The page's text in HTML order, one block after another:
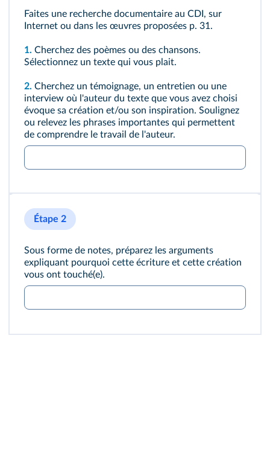
Faites une recherche documentaire au CDI, sur
Internet ou dans les œuvres proposées p. 31.
1. Cherchez des poèmes ou des chansons.
Sélectionnez un texte qui vous plait.
2. Cherchez un témoignage, un entretien ou une
interview où l'auteur du texte que vous avez choisi
évoque sa création et/ou son inspiration. Soulignez
ou relevez les phrases importantes qui permettent
de comprendre le travail de l'auteur.
Étape 2
Sous forme de notes, préparez les arguments
expliquant pourquoi cette écriture et cette création
vous ont touché(e).